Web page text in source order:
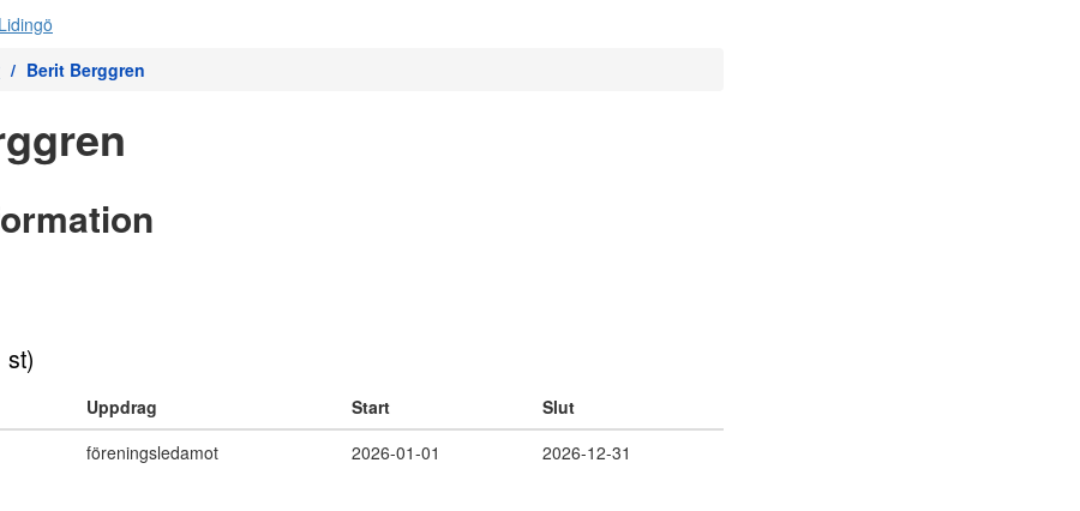
Berit Berggren
st)
Uppdrag Start
Slut
föreningsledamot 2026-01-01 2026-12-31